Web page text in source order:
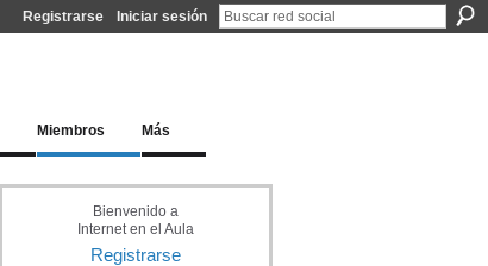
Registrarse Iniciar sesión
Miembros Más
Bienvenido a
Internet en el Aula
Registrarse